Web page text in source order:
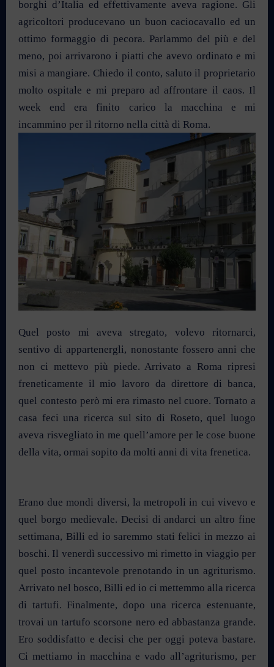
borghi d’Italia ed effettivamente aveva ragione. Gli
agricoltori producevano un buon caciocavallo ed un
ottimo formaggio di pecora. Parlammo del più e del
meno, poi arrivarono i piatti che avevo ordinato e mi
misi a mangiare. Chiedo il conto, saluto il proprietario
molto ospitale e mi preparo ad affrontare il caos. Il
week end era finito carico la macchina e mi
incammino per il ritorno nella città di Roma.
Quel posto mi aveva stregato, volevo ritornarci,
sentivo di appartenergli, nonostante fossero anni che
non ci mettevo più piede. Arrivato a Roma ripresi
freneticamente il mio lavoro da direttore di banca,
quel contesto però mi era rimasto nel cuore. Tornato a
casa feci una ricerca sul sito di Roseto, quel luogo
aveva risvegliato in me quell’amore per le cose buone
della vita, ormai sopito da molti anni di vita frenetica.
Erano due mondi diversi, la metropoli in cui vivevo e
quel borgo medievale. Decisi di andarci un altro fine
settimana, Billi ed io saremmo stati felici in mezzo ai
boschi. Il venerdì successivo mi rimetto in viaggio per
quel posto incantevole prenotando in un agriturismo.
Arrivato nel bosco, Billi ed io ci mettemmo alla ricerca
di tartufi. Finalmente, dopo una ricerca estenuante,
trovai un tartufo scorsone nero ed abbastanza grande.
Ero soddisfatto e decisi che per oggi poteva bastare.
Ci mettiamo in macchina e vado all’agriturismo, per